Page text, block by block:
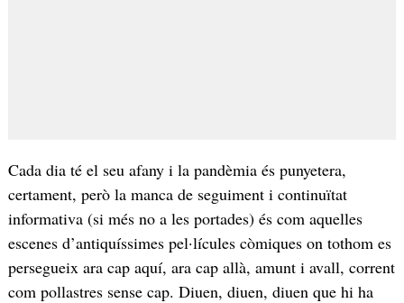
Cada dia té el seu afany i la pandèmia és punyetera,
certament, però la manca de seguiment i continuïtat
informativa (si més no a les portades) és com aquelles
escenes d’antiquíssimes pel·lícules còmiques on tothom es
persegueix ara cap aquí, ara cap allà, amunt i avall, corrent
com pollastres sense cap. Diuen, diuen, diuen que hi ha